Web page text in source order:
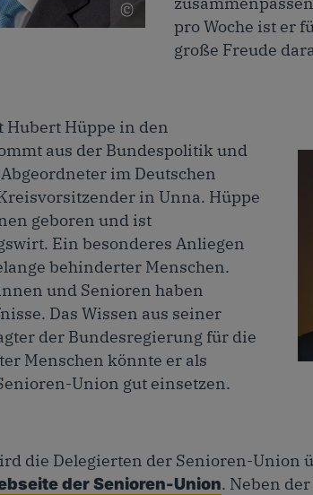
Helge Benda, Foto:
Senioren-Union
pro Woche ist er
große Freude
Hubert Hüppe in den
aus der Bundespolitik und
im Deutschen
in Unna. Hüppe
geboren und ist
Ein besonderes Anliegen
behinderter Menschen.
und Senioren haben
Das Wissen aus seiner
der Bundesregierung für die
Menschen könnte er als
Union gut einsetzen.
die Delegierten der Senioren-Union
der Senioren-Union. Neben